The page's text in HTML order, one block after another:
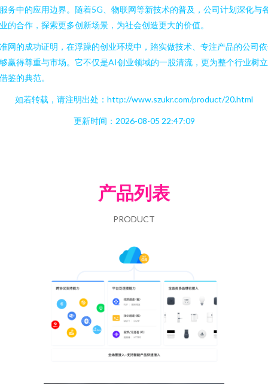
务中的应用边界。随着5G、物联网等新技术的普及，公司计划深化与
的合作，探索更多创新场景，为社会创造更大的价值。
网的成功证明，在浮躁的创业环境中，踏实做技术、专注产品的公司
赢得尊重与市场。它不仅是AI创业领域的一股清流，更为整个行业树
鉴的典范。
如若转载，请注明出处：http://www.szukr.com/product/20.html
更新时间：2026-08-05 22:47:09
产品列表
PRODUCT